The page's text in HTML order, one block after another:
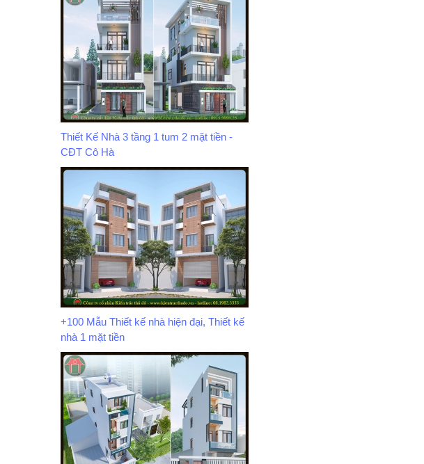
Thiết Kế Nhà 3 tầng 1 tum 2 mặt tiền -
CĐT Cô Hà
+100 Mẫu Thiết kế nhà hiện đại, Thiết kế
nhà 1 mặt tiền